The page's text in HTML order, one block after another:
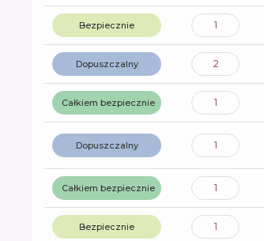
Bezpiecznie 1
Dopuszczalny 2
Całkiem bezpiecznie 1
Dopuszczalny 1
Całkiem bezpiecznie 1
Bezpiecznie 1